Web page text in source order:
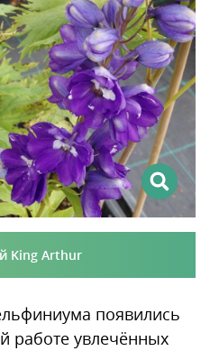
King Arthur
появились
работе увлечённых